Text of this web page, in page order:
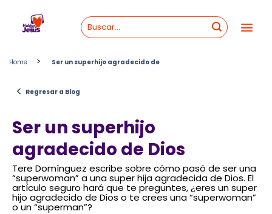
content
Home > Ser un superhijo agradecido de
< Regresar a Blog
Ser un superhijo
agradecido de Dios
Tere Domínguez escribe sobre cómo pasó de ser una
“superwoman” a una super hija agradecida de Dios. El
artículo seguro hará que te preguntes, ¿eres un super
hijo agradecido de Dios o te crees una “superwoman”
o un “superman”?